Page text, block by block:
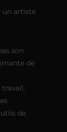
un artiste
son
de
de